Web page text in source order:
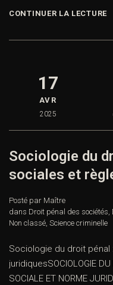
CONTINUER LA LECTURE
17
AVR
2025
Sociologie du
sociales et
Posté par Maître
dans Droit pénal des sociétés,
Non classé, Science criminelle
Sociologie du droit
juridiquesSOCIOLOGIE DU
SOCIALE ET NORME